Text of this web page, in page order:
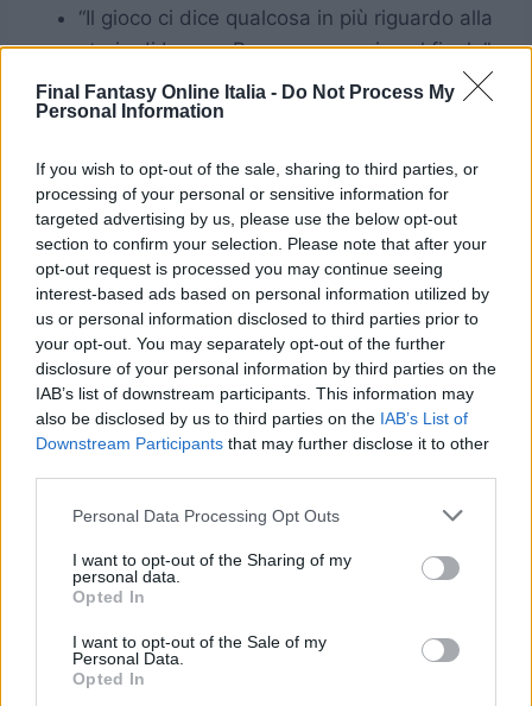
Final Fantasy Online Italia - Do Not Process My
Personal Information
If you wish to opt-out of the sale, sharing to third parties, or
processing of your personal or sensitive information for
targeted advertising by us, please use the below opt-out
section to confirm your selection. Please note that after your
opt-out request is processed you may continue seeing
interest-based ads based on personal information utilized by
us or personal information disclosed to third parties prior to
your opt-out. You may separately opt-out of the further
disclosure of your personal information by third parties on the
IAB’s list of downstream participants. This information may
also be disclosed by us to third parties on the IAB’s List of
Downstream Participants that may further disclose it to other
Personal Data Processing Opt Outs
I want to opt-out of the Sharing of my
personal data.
Opted In
I want to opt-out of the Sale of my
Personal Data.
Opted In
“Il gioco ci dice qualcosa in più riguardo alla
storia di Lann e Reynn successiva al finale”
“Anche se non ci sono piani ufficiali per un
sequel, ho già scritto tutta la trama. Se
approvazione, potremmo iniziare lo
sviluppo immediatamente.”
“Molti si chiedevano se le battute di Lann
fossero realmente necessarie, dunque
avevamo considerato un’opzione che
permetteva di disattivarle; era
praticamente ultimata, ma ci dispiaceva
per lui, dunque ci abbiamo ripensato.”
“Per il secondo playthrough, avevo
commentasse gli avvenimenti dal punto di
vista dei vari personaggi, ma alla fine ho
scartato l’idea perchè avrebbe portato a